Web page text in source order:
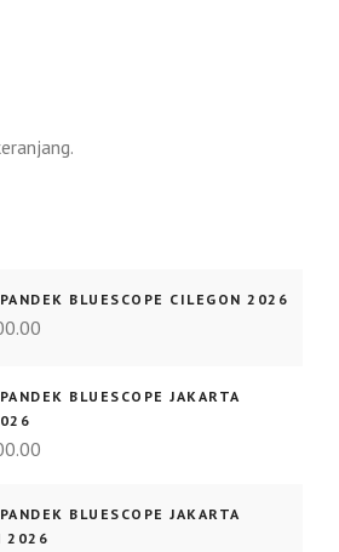
BLUESCOPE CILEGON 2026
BLUESCOPE JAKARTA
BLUESCOPE JAKARTA
2026